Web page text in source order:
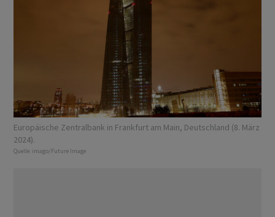
Europäische Zentralbank in Frankfurt am Main, Deutschland (8. März
2024).
Quelle: imago/Future Image